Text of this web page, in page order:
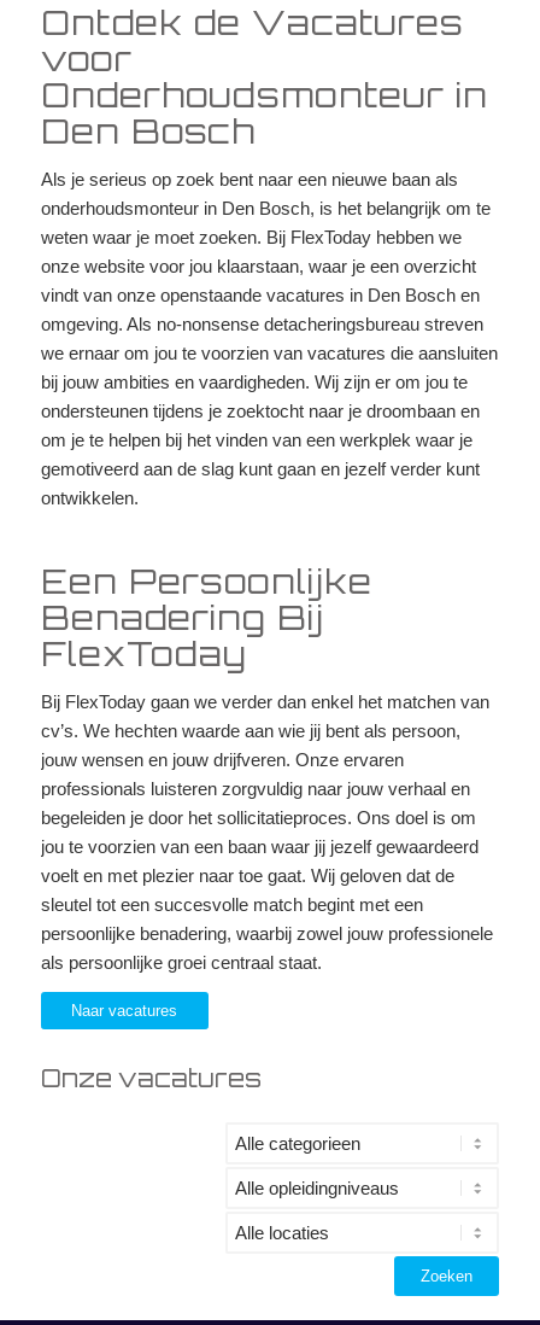
Ontdek de Vacatures
voor
Onderhoudsmonteur in
Den Bosch
Als je serieus op zoek bent naar een nieuwe baan als
onderhoudsmonteur in Den Bosch, is het belangrijk om te
weten waar je moet zoeken. Bij FlexToday hebben we
onze website voor jou klaarstaan, waar je een overzicht
vindt van onze openstaande vacatures in Den Bosch en
omgeving. Als no-nonsense detacheringsbureau streven
we ernaar om jou te voorzien van vacatures die aansluiten
bij jouw ambities en vaardigheden. Wij zijn er om jou te
ondersteunen tijdens je zoektocht naar je droombaan en
om je te helpen bij het vinden van een werkplek waar je
gemotiveerd aan de slag kunt gaan en jezelf verder kunt
ontwikkelen.
Een Persoonlijke
Benadering Bij
FlexToday
Bij FlexToday gaan we verder dan enkel het matchen van
cv’s. We hechten waarde aan wie jij bent als persoon,
jouw wensen en jouw drijfveren. Onze ervaren
professionals luisteren zorgvuldig naar jouw verhaal en
begeleiden je door het sollicitatieproces. Ons doel is om
jou te voorzien van een baan waar jij jezelf gewaardeerd
voelt en met plezier naar toe gaat. Wij geloven dat de
sleutel tot een succesvolle match begint met een
persoonlijke benadering, waarbij zowel jouw professionele
als persoonlijke groei centraal staat.
Naar vacatures
Onze vacatures